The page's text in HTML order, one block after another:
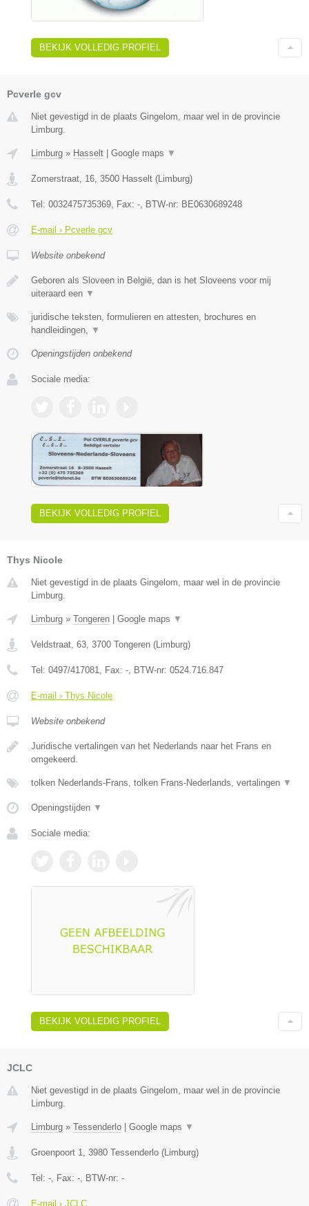
BEKIJK VOLLEDIG PROFIEL
Pcverle gcv
Niet gevestigd in de plaats Gingelom, maar wel in de provincie
Limburg.
Limburg » Hasselt Google maps ▼
Zomerstraat, 16, 3500 Hasselt (Limburg)
Tel: 0032475735369, Fax: -, BTW-nr: BE0630689248
E-mail › Pcverle gcv
Website onbekend
Geboren als Sloveen in België, dan is het Sloveens voor mij
uiteraard een ▼
juridische teksten, formulieren en attesten, brochures en
handleidingen, ▼
Openingstijden onbekend
Sociale media:
BEKIJK VOLLEDIG PROFIEL
Thys Nicole
Niet gevestigd in de plaats Gingelom, maar wel in de provincie
Limburg.
Limburg » Tongeren | Google maps ▼
Veldstraat, 63 3700 Tongeren (Limburg)
Tel: 0497/417081 , Fax: - , BTW-nr: 0524.716.847
E-mail › Thys Nicole
Website onbekend
Juridische vertalingen van het Nederlands naar het Frans en
omgekeerd.
tolken Nederlands-Frans, tolken Frans-Nederlands, vertalingen ▼
Openingstijden ▼
Sociale media:
BEKIJK VOLLEDIG PROFIEL
JCLC
Niet gevestigd in de plaats Gingelom, maar wel in de provincie
Limburg.
Limburg » Tessenderlo Google maps ▼
Groenpoort 1, 3980 Tessenderlo (Limburg)
Tel: -, Fax: -, BTW-nr: -
E-mail › JCLC